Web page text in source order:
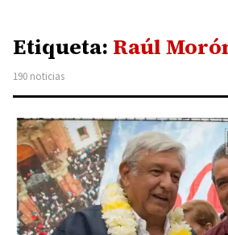
Etiqueta: Raúl
190 noticias